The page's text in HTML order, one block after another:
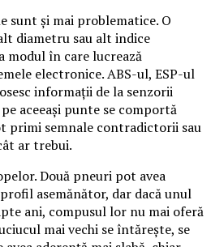
sunt și mai problematice. O
diametru sau alt indice
în care lucrează
electronice. ABS-ul, ESP-ul
informații de la senzorii
aceeași punte se comportă
primi semnale contradictorii sau
ar trebui.
Două pneuri pot avea
asemănător, dar dacă unul
ani, compusul lor nu mai oferă
mai vechi se întărește, se